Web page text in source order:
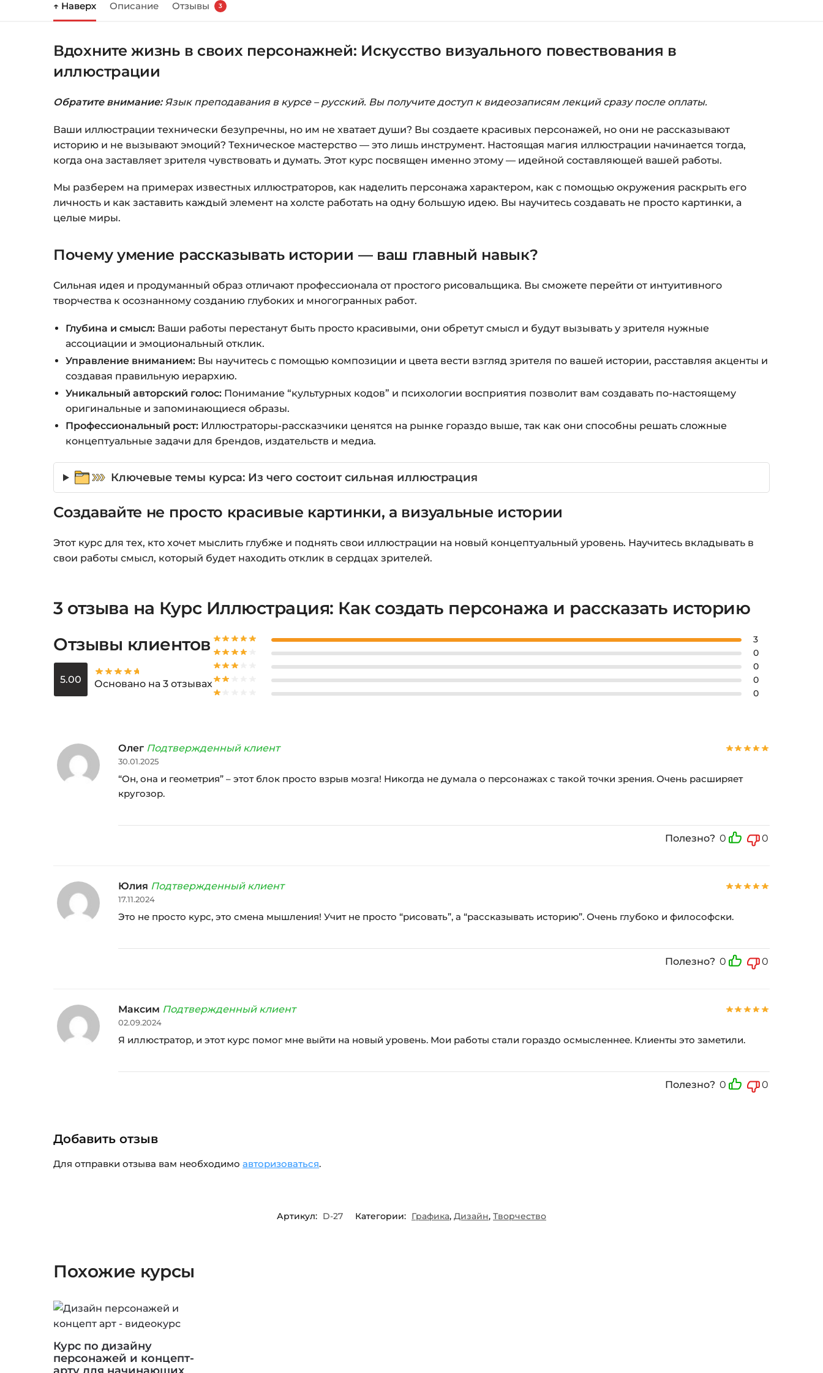
Оплатите удобным способом (более 8 способов оплаты).
курсами.
Дополнительно ссылка на курс придёт вам на email.
Доступ к курсам: без ограничений по времени.
Подробнее об оплате и безопасности — в справке >>>
Вопросы?Пишите наinfo@siluette.com.ua или в чат на сайте.
↑ Наверх Описание Отзывы 3
Вдохните жизнь в своих персонажней: Искусство визуального повествования в
иллюстрации
Обратите внимание:Язык преподавания в курсе – русский. Вы получите доступ к видеозаписям лекций сразу после оплаты.
Ваши иллюстрации технически безупречны, но им не хватает души? Вы создаете красивых персонажей, но они не рассказывают
историю и не вызывают эмоций? Техническое мастерство — это лишь инструмент. Настоящая магия иллюстрации начинается тогда,
когда она заставляет зрителя чувствовать и думать. Этот курс посвящен именно этому — идейной составляющей вашей работы.
Мы разберем на примерах известных иллюстраторов, как наделить персонажа характером, как с помощью окружения раскрыть его
личность и как заставить каждый элемент на холсте работать на одну большую идею. Вы научитесь создавать не просто картинки, а
целые миры.
Почему умение рассказывать истории — ваш главный навык?
Сильная идея и продуманный образ отличают профессионала от простого рисовальщика. Вы сможете перейти от интуитивного
творчества к осознанному созданию глубоких и многогранных работ.
Глубина и смысл: Ваши работы перестанут быть просто красивыми, они обретут смысл и будут вызывать у зрителя нужные
ассоциации и эмоциональный отклик.
Управление вниманием: Вы научитесь с помощью композиции и цвета вести взгляд зрителя по вашей истории, расставляя акценты и
создавая правильную иерархию.
Уникальный авторский голос: Понимание “культурных кодов” и психологии восприятия позволит вам создавать по-настоящему
оригинальные и запоминающиеся образы.
Профессиональный рост: Иллюстраторы-рассказчики ценятся на рынке гораздо выше, так как они способны решать сложные
концептуальные задачи для брендов, издательств и медиа.
Ключевые темы курса: Из чего состоит сильная иллюстрация
Создавайте не просто красивые картинки, а визуальные истории
Этот курс для тех, кто хочет мыслить глубже и поднять свои иллюстрации на новый концептуальный уровень. Научитесь вкладывать в
свои работы смысл, который будет находить отклик в сердцах зрителей.
3 отзыва на Курс Иллюстрация: Как создать персонажа и рассказать историю
Отзывы клиентов
5.00 Основано на 3 отзывах
3
0
0
0
0
Олег Подтвержденный клиент
30.01.2025
“Он, она и геометрия” – этот блок просто взрыв мозга! Никогда не думала о персонажах с такой точки зрения. Очень расширяет
кругозор.
Полезно? 0 0
Юлия Подтвержденный клиент
17.11.2024
Это не просто курс, это смена мышления! Учит не просто “рисовать”, а “рассказывать историю”. Очень глубоко и философски.
Полезно? 0 0
Максим Подтвержденный клиент
02.09.2024
Я иллюстратор, и этот курс помог мне выйти на новый уровень. Мои работы стали гораздо осмысленнее. Клиенты это заметили.
Полезно? 0 0
Добавить отзыв
Для отправки отзыва вам необходимоавторизоваться.
Артикул: D-27 Категории: Графика, Дизайн, Творчество
Похожие курсы
Курс по дизайну
персонажей и концепт-